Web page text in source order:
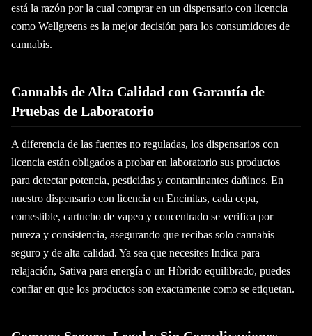
está la razón por la cual comprar en un dispensario con licencia
como Wellgreens es la mejor decisión para los consumidores de
cannabis.
Cannabis de Alta Calidad con Garantía de
Pruebas de Laboratorio
A diferencia de las fuentes no reguladas, los dispensarios con
licencia están obligados a probar en laboratorio sus productos
para detectar potencia, pesticidas y contaminantes dañinos. En
nuestro dispensario con licencia en Encinitas, cada cepa,
comestible, cartucho de vapeo y concentrado se verifica por
pureza y consistencia, asegurando que recibas solo cannabis
seguro y de alta calidad. Ya sea que necesites Indica para
relajación, Sativa para energía o un Híbrido equilibrado, puedes
confiar en que los productos son exactamente como se etiquetan.